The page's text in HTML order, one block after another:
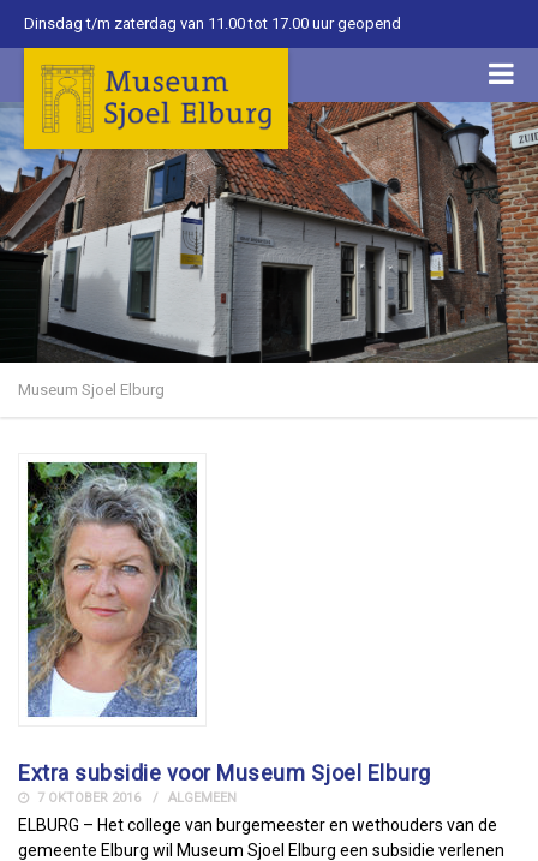
Dinsdag t/m zaterdag van 11.00 tot 17.00 uur geopend
Museum Sjoel Elburg
Extra subsidie voor Museum Sjoel Elburg
7 OKTOBER 2016 ALGEMEEN
ELBURG – Het college van burgemeester en wethouders van de
gemeente Elburg wil Museum Sjoel Elburg een subsidie verlenen